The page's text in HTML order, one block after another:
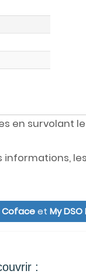
en survolant
Cofaceet My
: